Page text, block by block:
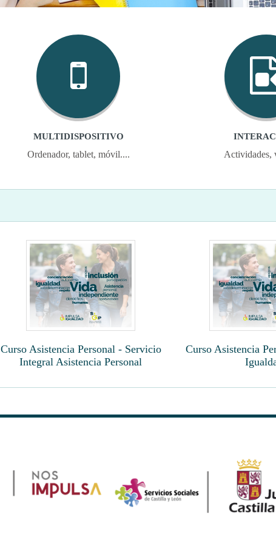
MULTIDISPOSITIVO
Ordenador, tablet, móvil.... Actividades,
Curso Asistencia Personal - Servicio
Integral Asistencia Personal
Curso Asistencia